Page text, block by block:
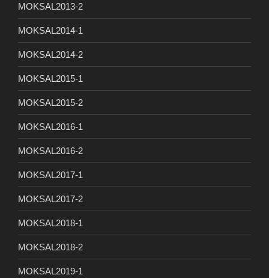
MOKSAL2013-2
MOKSAL2014-1
MOKSAL2014-2
MOKSAL2015-1
MOKSAL2015-2
MOKSAL2016-1
MOKSAL2016-2
MOKSAL2017-1
MOKSAL2017-2
MOKSAL2018-1
MOKSAL2018-2
MOKSAL2019-1